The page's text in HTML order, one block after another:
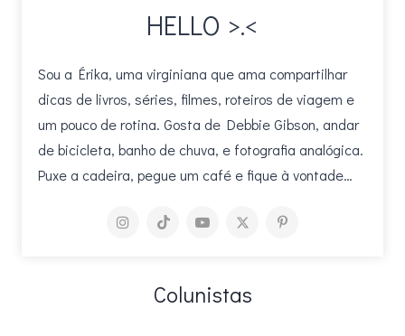
HELLO >.<
Sou a Érika, uma virginiana que ama compartilhar
dicas de livros, séries, filmes, roteiros de viagem e
um pouco de rotina. Gosta de Debbie Gibson, andar
de bicicleta, banho de chuva, e fotografia analógica.
Puxe a cadeira, pegue um café e fique à vontade…
Colunistas